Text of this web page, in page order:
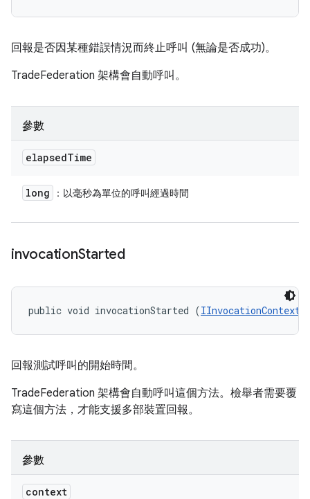
回報是否因某種錯誤情況而終止呼叫 (無論是否成功)。
TradeFederation 架構會自動呼叫。
參數
elapsedTime
long ：以毫秒為單位的呼叫經過時間
invocationStarted
public void invocationStarted (IInvocationContext
回報測試呼叫的開始時間。
TradeFederation 架構會自動呼叫這個方法。檢舉者需要覆
寫這個方法，才能支援多部裝置回報。
參數
context